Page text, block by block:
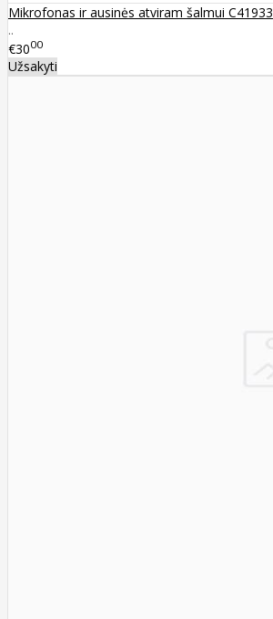
Mikrofonas ir ausinės atviram šalmui C41933
..
€3000
Užsakyti